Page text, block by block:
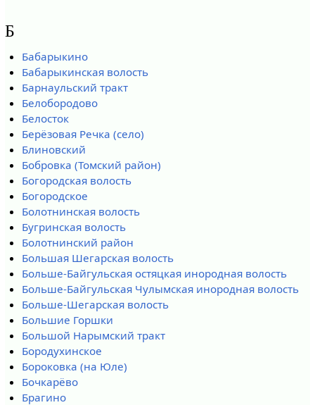
Б
Бабарыкино
Бабарыкинская волость
Барнаульский тракт
Белобородово
Белосток
Берёзовая Речка (село)
Блиновский
Бобровка (Томский район)
Богородская волость
Богородское
Болотнинская волость
Бугринская волость
Болотнинский район
Большая Шегарская волость
Больше-Байгульская остяцкая инородная волость
Больше-Байгульская Чулымская инородная волость
Больше-Шегарская волость
Большие Горшки
Большой Нарымский тракт
Бородухинское
Бороковка (на Юле)
Бочкарёво
Брагино